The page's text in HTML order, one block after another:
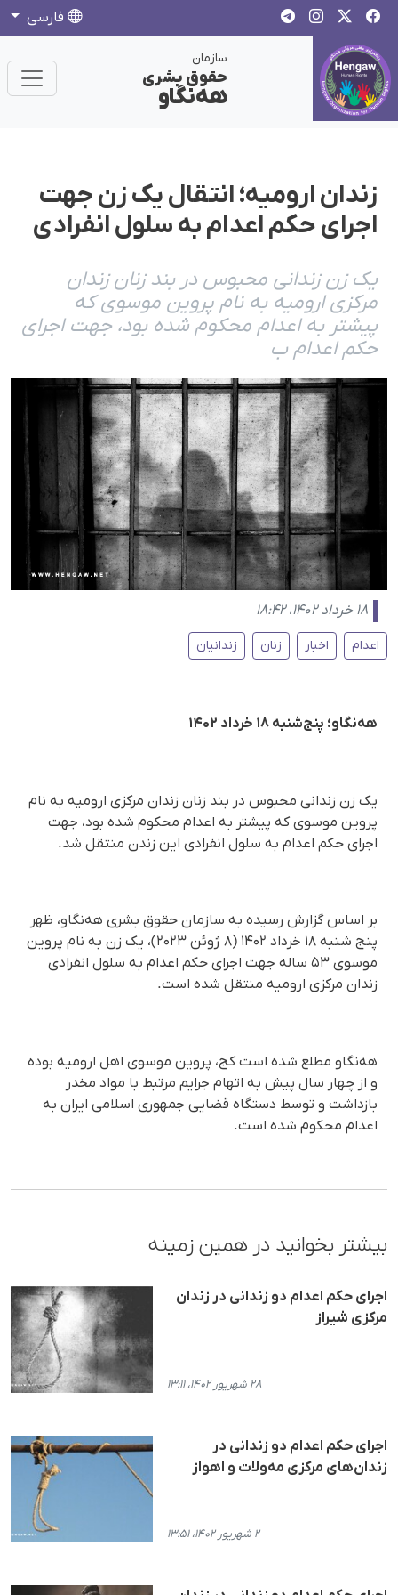
فارسی
سازمان
حقوق بشری
هەنگاو
زندان ارومیه؛ انتقال یک زن جهت
اجرای حکم اعدام به سلول انفرادی
یک زن زندانی محبوس در بند زنان زندان
مرکزی ارومیه به نام پروین موسوی که
پیشتر به اعدام محکوم شده بود، جهت اجرای
حکم اعدام ب
۱۸ خرداد ۱۴۰۲، ۱۸:۴۲
اعدام اخبار زنان زندانیان
هه‌نگاو؛ پنج‌شنبه ۱۸ خرداد ۱۴۰۲
یک زن زندانی محبوس در بند زنان زندان مرکزی ارومیه به نام
پروین موسوی که پیشتر به اعدام محکوم شده بود، جهت
اجرای حکم اعدام به سلول انفرادی این زندن منتقل شد.
بر اساس گزارش رسیده به سازمان حقوق بشری هه‌نگاو، ظهر
پنج شنبه ۱۸ خرداد ۱۴۰۲ (۸ ژوئن ۲۰۲۳)، یک زن به نام پروین
موسوی ۵۳ ساله جهت اجرای حکم اعدام به سلول انفرادی
زندان مرکزی ارومیه منتقل شده است.
هه‌نگاو مطلع شده است کج، پروین موسوی اهل ارومیه بوده
و از چهار سال پیش به اتهام جرایم مرتبط با مواد مخدر
بازداشت و توسط دستگاه قضایی جمهوری اسلامی ایران به
اعدام محکوم شده است.
بیشتر بخوانید در همین زمینه
اجرای حکم اعدام دو زندانی در زندان
مرکزی شیراز
۲۸ شهریور ۱۴۰۲، ۱۳:۱۱
اجرای حکم اعدام دو زندانی در
زندان‌های مرکزی مه‌ولات و اهواز
۲ شهریور ۱۴۰۲، ۱۳:۵۱